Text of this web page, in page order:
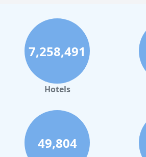
7,258,491
Hotels
49,804